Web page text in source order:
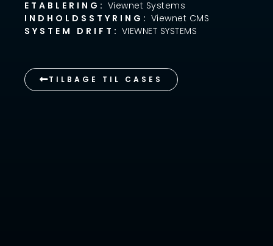
ETABLERING: Viewnet Systems
INDHOLDSSTYRING: Viewnet CMS
SYSTEM DRIFT: VIEWNET SYSTEMS
TILBAGE TIL CASES